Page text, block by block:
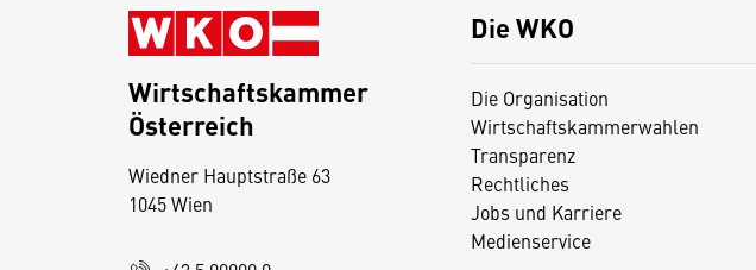
Die WKO
Die Organisation
Wirtschaftskammerwahlen
Transparenz
Rechtliches
Jobs und Karriere
Medienservice
Wirtschaftskammer
Österreich
Wiedner Hauptstraße 63
1045 Wien